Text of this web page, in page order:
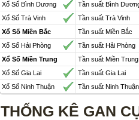
Xổ Số Bình Dương
Tần suất Bình
Xổ Số Trà Vinh
Tần suất Trà Vinh
Xổ Số Miền Bắc
Tần suất Miền Bắc
Xổ Số Hải Phòng
Tần suất Hải Phòng
Xổ Số Miền Trung
Tần suất Miền Trung
Xổ Số Gia Lai
Tần suất Gia Lai
Xổ Số Ninh Thuận
Tần suất Ninh Thuận
THỐNG KÊ GAN